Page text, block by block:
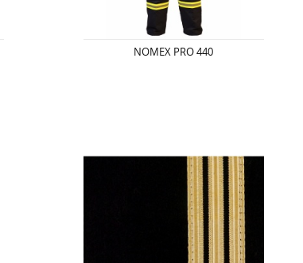
NOMEX PRO 440